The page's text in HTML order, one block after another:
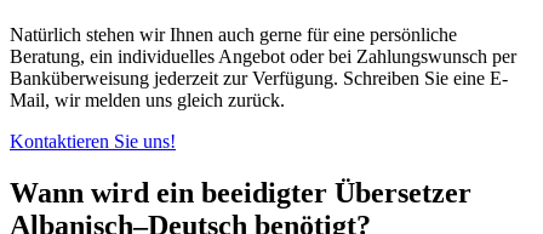
Natürlich stehen wir Ihnen auch gerne für eine persönliche
Beratung, ein individuelles Angebot oder bei Zahlungswunsch per
Banküberweisung jederzeit zur Verfügung. Schreiben Sie eine E-
Mail, wir melden uns gleich zurück.
Kontaktieren Sie uns!
Wann wird ein beeidigter Übersetzer
Albanisch–Deutsch benötigt?